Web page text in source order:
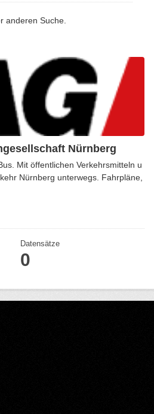
Nürnberg
Mit öffentlichen Verkehrsmitteln u
Nürnberg unterwegs. Fahrpläne,
Datensätze
0
anderen Suche.